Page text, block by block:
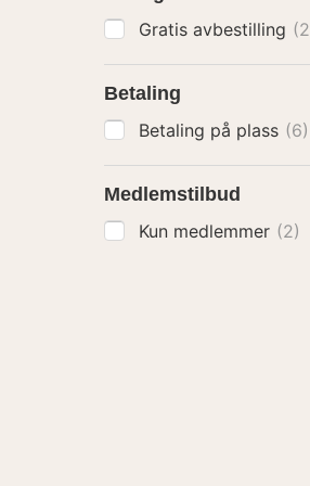
Gratis avbestilling
Betaling
Betaling på plass (6)
Medlemstilbud
Kun medlemmer (2)